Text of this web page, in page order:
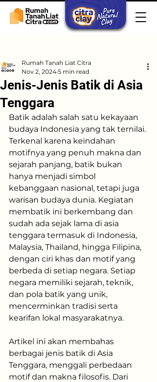
Jenis-Jenis Batik di Asia
Tenggara
Rumah Tanah Liat Citra
Nov 2, 2024 5 min read
Batik adalah salah satu kekayaan
budaya Indonesia yang tak ternilai.
Terkenal karena keindahan
motifnya yang penuh makna dan
sejarah panjang, batik bukan
hanya menjadi simbol
kebanggaan nasional, tetapi juga
warisan budaya dunia. Kegiatan
membatik ini berkembang dan
sudah ada sejak lama di asia
tenggara termasuk di Indonesia,
Malaysia, Thailand, hingga Filipina,
dengan ciri khas dan motif yang
berbeda di setiap negara. Setiap
negara memiliki sejarah, teknik,
dan pola batik yang unik,
mencerminkan tradisi serta
kearifan lokal masyarakatnya.
Artikel ini akan membahas
berbagai jenis batik di Asia
Tenggara, menggali perbedaan
motif dan makna filosofis. Dari